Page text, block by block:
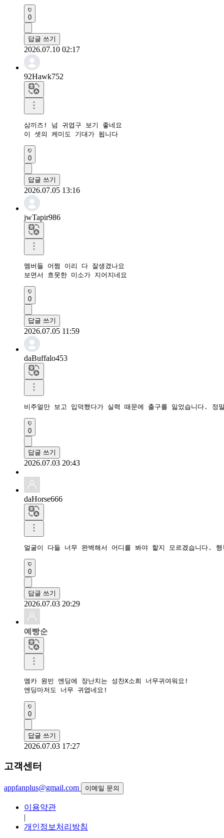
0
답글 쓰기
2026.07.10 02:17
92Hawk752
삼끼즈! 넘 귀엽구 보기 좋네요
이 셋의 케미도 기대가 됩니다
0
답글 쓰기
2026.07.05 13:16
jwTapir986
멤버들 어쩜 이리 다 잘생겼나요
보면서 흐뭇한 미소가 지어지네요
0
답글 쓰기
2026.07.05 11:59
daBuffalo453
비주얼만 보고 입덕했다가 실력 때문에 출구를 잃었습니다. 정
0
답글 쓰기
2026.07.03 20:43
daHorse666
얼굴이 다들 너무 완벽해서 어디를 봐야 할지 모르겠습니다.
0
답글 쓰기
2026.07.03 20:29
예빵순
엠카 원빈 엔딩에 장난치는 성찬X소희 너무귀여워요!
엔딩마저도 너무 귀엽네요!
0
답글 쓰기
2026.07.03 17:27
고객센터
appfanplus@gmail.com 이메일 문의
이용약관
|
개인정보처리방침